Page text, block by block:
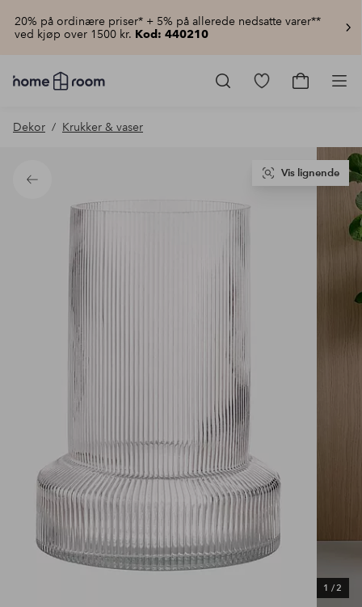
20% på ordinære priser* + 5% på allerede nedsatte varer**
ved kjøp over 1500 kr. Kod: 440210
Homeroom
–
hjemmet
pris
Gå
Gå
Dekor Krukker & vaser
Tilbake
1 /2
Vis lignende